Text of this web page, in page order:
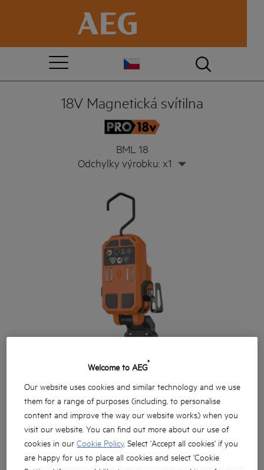
18V Magnetická svítilna
BML 18
Odchylky výrobku: x1
Welcome to AEG®
Our website uses cookies and similar technology and we use
them for a range of purposes (including, to personalise
content and improve the way our website works) when you
visit our website. You can find out more about our use of
cookies in ourCookie Policy. Select 'Accept all cookies' if you
are happy for us to place all cookies and select 'Cookie